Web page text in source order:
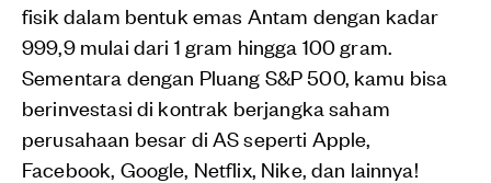
fisik dalam bentuk emas Antam dengan kadar
999,9 mulai dari 1 gram hingga 100 gram.
Sementara dengan Pluang S&P 500, kamu bisa
berinvestasi di kontrak berjangka saham
perusahaan besar di AS seperti Apple,
Facebook, Google, Netflix, Nike, dan lainnya!